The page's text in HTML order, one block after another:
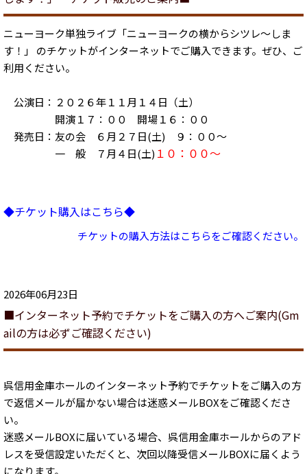
ニューヨーク単独ライブ「ニューヨークの横からシツレ〜しま
す！」 のチケットがインターネットでご購入できます。ぜひ、ご
利用ください。
公演日：２０２６年１１月１４日（土）
開演１７：００ 開場１６：００
発売日：友の会 ６月２７日(土) ９：００～
一 般 ７月４日(土) １０：００～
◆チケット購入はこちら◆
チケットの購入方法はこちらをご確認ください。
2026年06月23日
■インターネット予約でチケットをご購入の方へご案内(Gm
ailの方は必ずご確認ください)
呉信用金庫ホールのインターネット予約でチケットをご購入の方
で返信メールが届かない場合は迷惑メールBOXをご確認くださ
い。
迷惑メールBOXに届いている場合、呉信用金庫ホールからのアド
レスを受信設定いただくと、次回以降受信メールBOXに届くよう
になります。